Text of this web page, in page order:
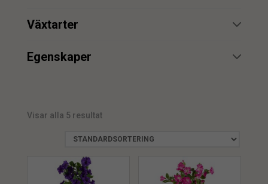
min. max.
Växtarter
Egenskaper
Visar alla 5 resultat